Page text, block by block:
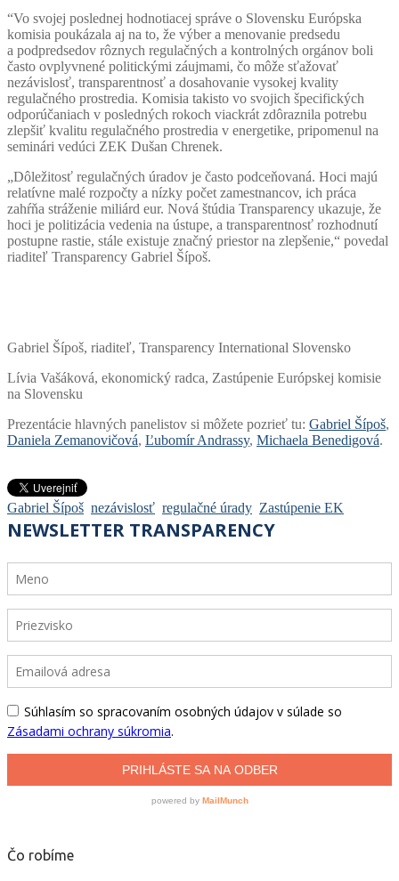
“Vo svojej poslednej hodnotiacej správe o Slovensku Európska
komisia poukázala aj na to, že výber a menovanie predsedu
a podpredsedov rôznych regulačných a kontrolných orgánov boli
často ovplyvnené politickými záujmami, čo môže sťažovať
nezávislosť, transparentnosť a dosahovanie vysokej kvality
regulačného prostredia. Komisia takisto vo svojich špecifických
odporúčaniach v posledných rokoch viackrát zdôraznila potrebu
zlepšiť kvalitu regulačného prostredia v energetike, pripomenul na
seminári vedúci ZEK Dušan Chrenek.
„Dôležitosť regulačných úradov je často podceňovaná. Hoci majú
relatívne malé rozpočty a nízky počet zamestnancov, ich práca
zahŕňa stráženie miliárd eur. Nová štúdia Transparency ukazuje, že
hoci je politizácia vedenia na ústupe, a transparentnosť rozhodnutí
postupne rastie, stále existuje značný priestor na zlepšenie,“ povedal
riaditeľ Transparency Gabriel Šípoš.
Gabriel Šípoš, riaditeľ, Transparency International Slovensko
Lívia Vašáková, ekonomický radca, Zastúpenie Európskej komisie
na Slovensku
Prezentácie hlavných panelistov si môžete pozrieť tu: Gabriel Šípoš,
Daniela Zemanovičová, Ľubomír Andrassy, Michaela Benedigová.
Gabriel Šípoš nezávislosť regulačné úrady Zastúpenie EK
Čo robíme